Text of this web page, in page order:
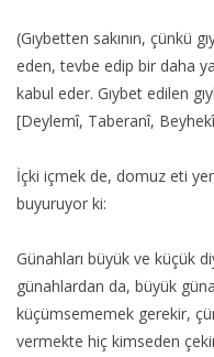
(Gıybetten sakının, çünkü
eden, tevbe edip bir daha
kabul eder. Gıybet edilen
[Deylemî, Taberanî,
İçki içmek de, domuz eti
buyuruyor ki:
Günahları büyük ve küçük
günahlardan da, büyük
küçümsememek gerekir,
vermekte hiç kimseden